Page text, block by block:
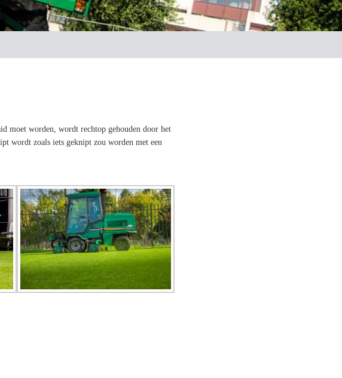
moet worden, wordt rechtop gehouden door het
wordt zoals iets geknipt zou worden met een